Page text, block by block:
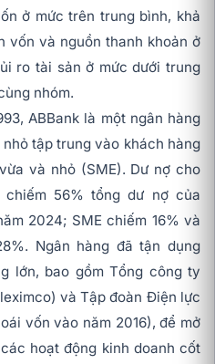
ở mức trên trung bình, khả
vốn và nguồn thanh khoản ở
ro tài sản ở mức dưới trung
nhóm.
ABBank là một ngân hàng
tập trung vào khách hàng
và nhỏ (SME). Dư nợ cho
56% tổng dư nợ của
2024; SME chiếm 16% và
Ngân hàng đã tận dụng
lớn, bao gồm Tổng công ty
và Tập đoàn Điện lực
vốn vào năm 2016), để mở
hoạt động kinh doanh cốt